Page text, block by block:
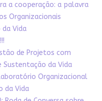
a cooperação: a palavra
Organizacionais
Vida
de Projetos com
Sustentação da Vida
Organizacional
da Vida